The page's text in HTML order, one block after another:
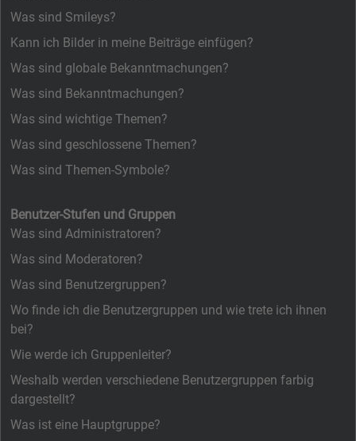
Was sind Smileys?
Kann ich Bilder in meine Beiträge einfügen?
Was sind globale Bekanntmachungen?
Was sind Bekanntmachungen?
Was sind wichtige Themen?
Was sind geschlossene Themen?
Was sind Themen-Symbole?
Benutzer-Stufen und Gruppen
Was sind Administratoren?
Was sind Moderatoren?
Was sind Benutzergruppen?
Wo finde ich die Benutzergruppen und wie trete ich ihnen
bei?
Wie werde ich Gruppenleiter?
Weshalb werden verschiedene Benutzergruppen farbig
dargestellt?
Was ist eine Hauptgruppe?